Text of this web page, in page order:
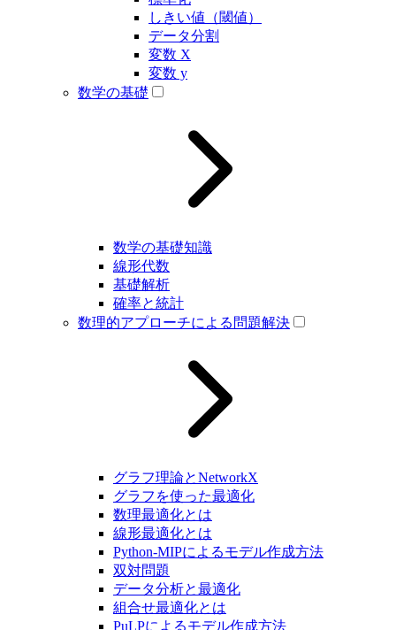
しきい値（閾値）
データ分割
変数 X
変数 y
数学の基礎
数学の基礎知識
線形代数
基礎解析
確率と統計
数理的アプローチによる問題解決
グラフ理論とNetworkX
グラフを使った最適化
数理最適化とは
線形最適化とは
Python-MIPによるモデル作成方法
双対問題
データ分析と最適化
組合せ最適化とは
PuLPによるモデル作成方法